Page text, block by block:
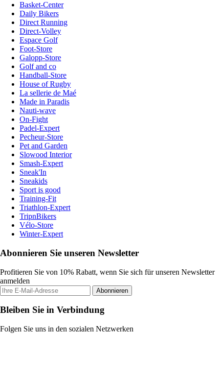
Basket-Center
Daily Bikers
Direct Running
Direct-Volley
Espace Golf
Foot-Store
Galopp-Store
Golf and co
Handball-Store
House of Rugby
La sellerie de Maé
Made in Paradis
Nauti-wave
On-Fight
Padel-Expert
Pecheur-Store
Pet and Garden
Slowood Interior
Smash-Expert
Sneak'In
Sneakids
Sport is good
Training-Fit
Triathlon-Expert
TripnBikers
Vélo-Store
Winter-Expert
Abonnieren Sie unseren Newsletter
Profitieren Sie von 10% Rabatt, wenn Sie sich für unseren Newsletter
anmelden
Abonnieren
Bleiben Sie in Verbindung
Folgen Sie uns in den sozialen Netzwerken